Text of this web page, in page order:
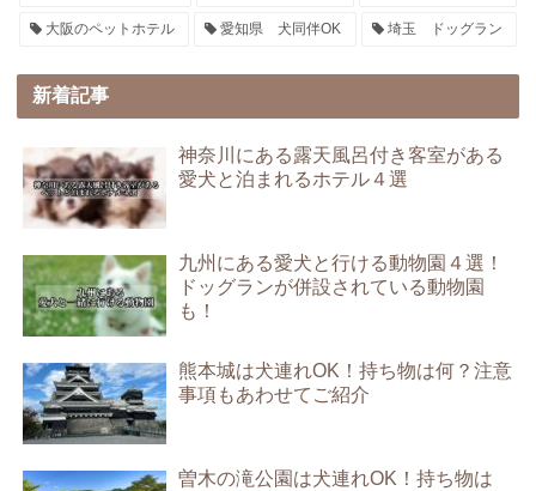
大阪のペットホテル 愛知県 犬同伴OK 埼玉 ドッグラン
新着記事
神奈川にある露天風呂付き客室がある
愛犬と泊まれるホテル４選
九州にある愛犬と行ける動物園４選！
ドッグランが併設されている動物園
も！
熊本城は犬連れOK！持ち物は何？注意
事項もあわせてご紹介
曽木の滝公園は犬連れOK！持ち物は